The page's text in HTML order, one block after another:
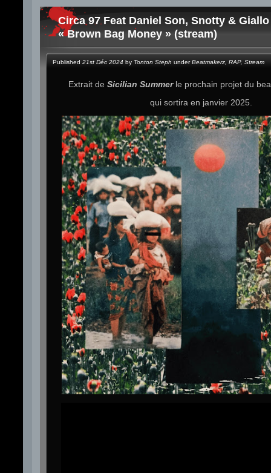
Circa 97 Feat Daniel Son, Snotty &
« Brown Bag Money » (stream)
Published 21st Déc 2024 by Tonton Steph underBeatmakerz RAP, Stream
Extrait de Sicilian Summerle prochain projet du
qui sortira en janvier 2025.